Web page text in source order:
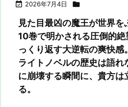
 2026年7月4日 
見た目最凶の魔王が世界を
10巻で明かされる圧倒的
っくり返す大逆転の爽快感
ライトノベルの歴史は語れ
に崩壊する瞬間に、貴方は
る。